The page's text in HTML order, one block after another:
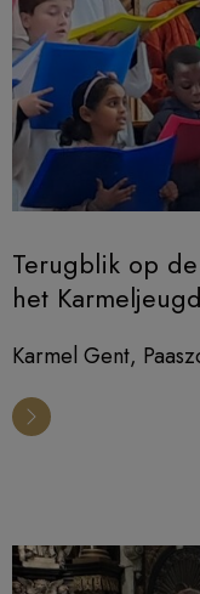
Terugblik op
het
Karmel Gent,